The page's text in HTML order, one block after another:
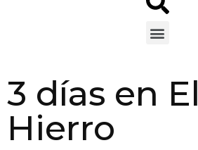
3 días en El
Hierro